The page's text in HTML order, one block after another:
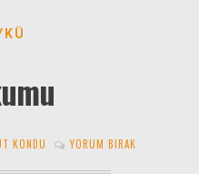
KONDU YORUM BIRAK